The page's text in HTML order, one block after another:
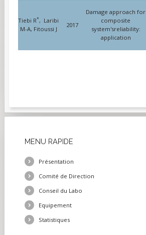
Tiebi R*, Laribi
M-A, Fitoussi J
2017
Damage approach for
composite
system'sreliability:
application
MENU RAPIDE
Présentation
Comité de Direction
Conseil du Labo
Equipement
Statistiques